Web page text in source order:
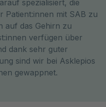
spezialisiert, die
Patient:innen mit SAB zu
auf das Gehirn zu
verfügen über
dank sehr guter
sind wir bei Asklepios
gewappnet.